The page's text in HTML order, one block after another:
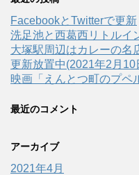
FacebookとTwitterで更新
洗足池と西葛西リトルイ
大塚駅周辺はカレーの名
更新放置中(2021年2月10
映画「えんとつ町のプペ
最近のコメント
アーカイブ
2021年4月